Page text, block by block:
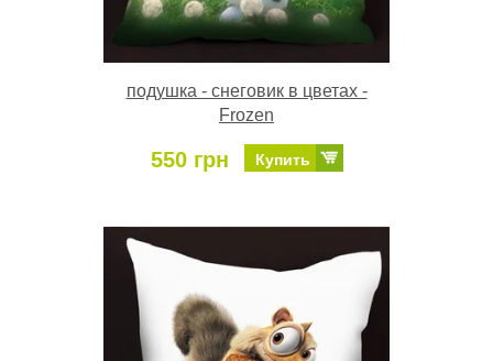
подушка - снеговик в цветах -
Frozen
550 грн Купить